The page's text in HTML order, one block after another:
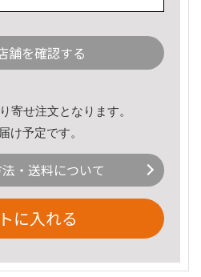
舗を確認する
寄せ注文となります。
け予定です。
・送料について
に入れる